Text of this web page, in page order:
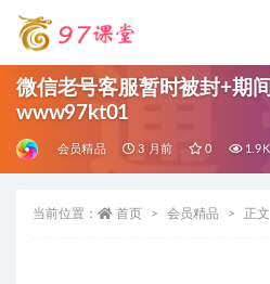
微信老号客服暂时被封+期
www97kt01
会员精品 3 月前 0 1.9K
当前位置： 首页 会员精品 正文